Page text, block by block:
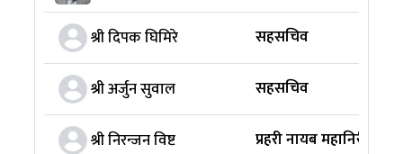
श्री दिपक घिमिरे सहसचिव
श्री अर्जुन सुवाल सहसचिव
श्री निरन्जन विष्ट प्रहरी नायब महानिरीक्षक